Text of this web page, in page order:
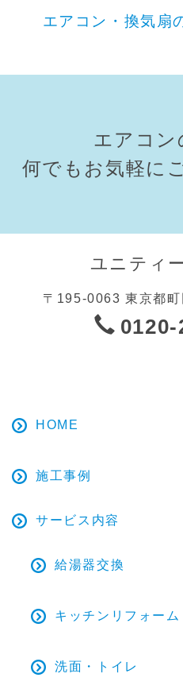
エアコン・換気扇
エアコン
何でもお気軽に
ユニティ
〒195-0063 東京都
0120-
HOME
施工事例
サービス内容
給湯器交換
キッチンリフォーム
洗面・トイレ